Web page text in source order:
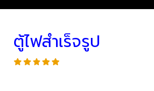
ตู้ไฟสำเร็จรูป